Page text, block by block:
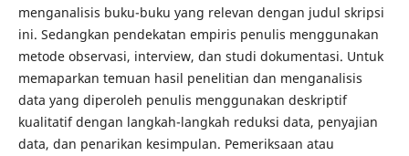
menganalisis buku-buku yang relevan dengan judul skripsi
ini. Sedangkan pendekatan empiris penulis menggunakan
metode observasi, interview, dan studi dokumentasi. Untuk
memaparkan temuan hasil penelitian dan menganalisis
data yang diperoleh penulis menggunakan deskriptif
kualitatif dengan langkah-langkah reduksi data, penyajian
data, dan penarikan kesimpulan. Pemeriksaan atau